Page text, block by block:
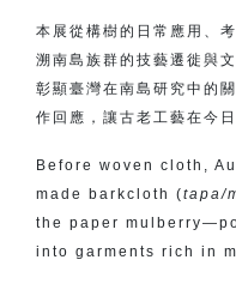
本展從構樹的日常應用、
溯南島族群的技藝遷徙與
彰顯臺灣在南島研究中的
作回應，讓古老工藝在今
Before woven cloth,
made barkcloth (tapa/
the paper
into garments rich in